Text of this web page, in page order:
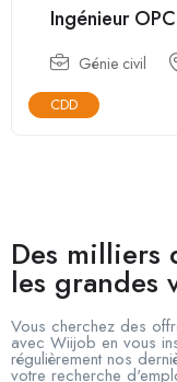
Ingénieur
Génie civil
CDD
Des milliers
les grandes
Vous cherchez des
avec Wiijob en vous
régulièrement nos
votre recherche